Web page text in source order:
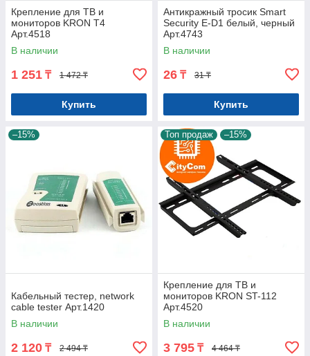
Крепление для ТВ и
мониторов KRON T4
Арт.4518
В наличии
1 251 ₸ 1 472 ₸
Купить
Антикражный тросик Smart
Security E-D1 белый, черный
Арт.4743
В наличии
26 ₸ 31 ₸
Купить
–15%
Кабельный тестер, network
cable tester Арт.1420
В наличии
2 120 ₸ 2 494 ₸
Топ продаж –15%
Крепление для ТВ и
мониторов KRON ST-112
Арт.4520
В наличии
3 795 ₸ 4 464 ₸